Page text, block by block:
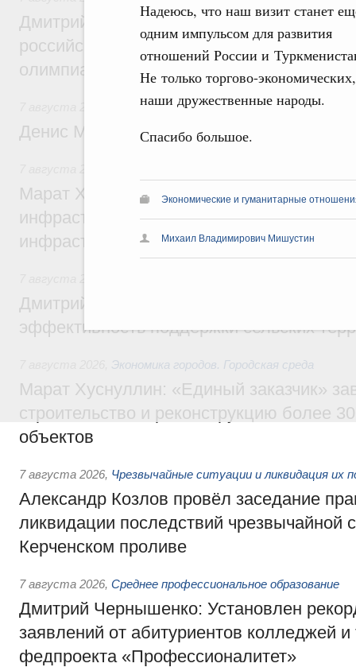
Надеюсь, что наш визит станет
одним импульсом для развития
отношений России и
Не только торгово-
наши дружественные народы.
Спасибо большое.
Экономические и гуманитарные
Михаил Владимирович Мишустин
Дмитрий Чернышенко и Сергей Кравцов
российскую сборную с победой на
олимпиаде по искусственному
Общие вопросы промышленной политики
Денис Мантуров посетил Ярославскую
Марат Хуснуллин: 15 объектов
инфраструктуры построили и обновили
инфраструктурным кредитам
Дмитрий Патрушев: Синхронизация
эффективность поддержки сельских
Экономика городов. Городская среда
Марат Хуснуллин: «Единый заказчик»
строительство и реконструкцию более
объектов
7 августа 2026, Чрезвычайные ситуации и ликвидация их
Александр Козлов провёл заседание
ликвидации последствий чрезвычайной
Керченском проливе
7 августа 2026, Среднее профессиональное образование
Дмитрий Чернышенко: Установлен
заявлений от абитуриентов колледжей и
федпроекта «Профессионалитет»